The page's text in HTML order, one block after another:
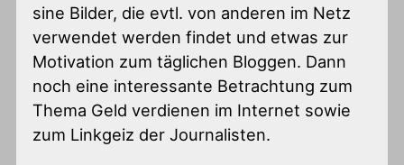
sine Bilder, die evtl. von anderen im Netz
verwendet werden findet und etwas zur
Motivation zum täglichen Bloggen. Dann
noch eine interessante Betrachtung zum
Thema Geld verdienen im Internet sowie
zum Linkgeiz der Journalisten.